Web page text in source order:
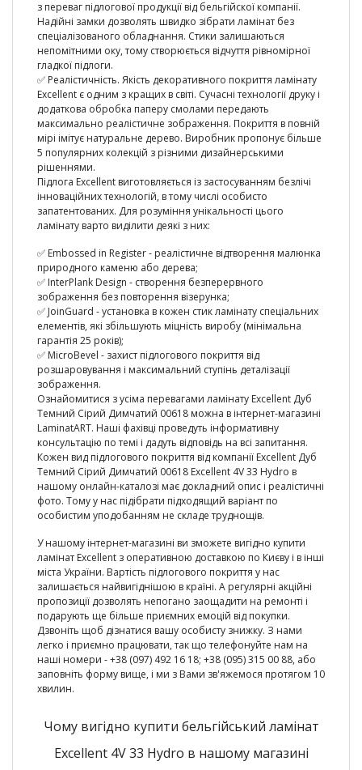
з переваг підлогової продукції від бельгійскої компанії.
Надійні замки дозволять швидко зібрати ламінат без
спеціалізованого обладнання. Стики залишаються
непомітними оку, тому створюється відчуття рівномірної
гладкої підлоги.
✅ Реалістичність. Якість декоративного покриття ламінату
Excellent є одним з кращих в світі. Сучасні технології друку і
додаткова обробка паперу смолами передають
максимально реалістичне зображення. Покриття в повній
мірі імітує натуральне дерево. Виробник пропонує більше
5 популярних колекцій з різними дизайнерськими
рішеннями.
Підлога Excellent виготовляється із застосуванням безлічі
інноваційних технологій, в тому числі особисто
запатентованих. Для розуміння унікальності цього
ламінату варто виділити деякі з них:
✅ Embossed in Register - реалістичне відтворення малюнка
природного каменю або дерева;
✅ InterPlank Design - створення безперервного
зображення без повторення візерунка;
✅ JoinGuard - установка в кожен стик ламінату спеціальних
елементів, які збільшують міцність виробу (мінімальна
гарантія 25 років);
✅ MicroBevel - захист підлогового покриття від
розшаровування і максимальний ступінь деталізації
зображення.
Ознайомитися з усіма перевагами ламінату Excellent Дуб
Темний Сірий Димчатий 00618 можна в інтернет-магазині
LaminatART. Наші фахівці проведуть інформативну
консультацію по темі і дадуть відповідь на всі запитання.
Кожен вид підлогового покриття від компанії Excellent Дуб
Темний Сірий Димчатий 00618 Excellent 4V 33 Hydro в
нашому онлайн-каталозі має докладний опис і реалістичні
фото. Тому у нас підібрати підходящий варіант по
особистим уподобанням не складе труднощів.
У нашому інтернет-магазині ви зможете вигідно купити
ламінат Excellent з оперативною доставкою по Києву і в інші
міста України. Вартість підлогового покриття у нас
залишається найвигіднішою в країні. А регулярні акційні
пропозиції дозволять непогано заощадити на ремонті і
подарують ще більше приємних емоцій від покупки.
Дзвоніть щоб дізнатися вашу особисту знижку. З нами
легко і приємно працювати, так що телефонуйте нам на
наші номери - +38 (097) 492 16 18; +38 (095) 315 00 88, або
заповніть форму вище, і ми з Вами зв'яжемося протягом 10
хвилин.
Чому вигідно купити бельгійський ламінат
Excellent 4V 33 Hydro в нашому магазині